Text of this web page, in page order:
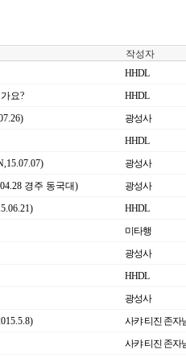
작성자
HHDL
요? HHDL
광성사
HHDL
광성사
경주 동국대) 광성사
HHDL
미타행
광성사
HHDL
광성사
사캬 티진 존자
사캬 티진 존자